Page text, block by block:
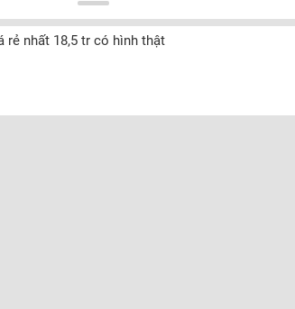
Tất cả
rẻ nhất 18,5 tr có hình thật